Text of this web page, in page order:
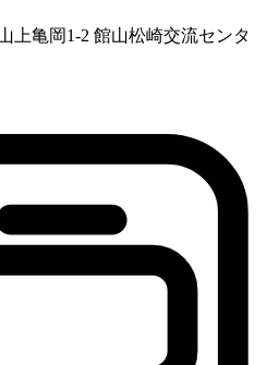
上亀岡1-2 館山松崎交流センタ